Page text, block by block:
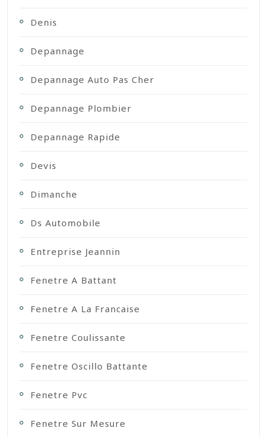
Denis
Depannage
Depannage Auto Pas Cher
Depannage Plombier
Depannage Rapide
Devis
Dimanche
Ds Automobile
Entreprise Jeannin
Fenetre A Battant
Fenetre A La Francaise
Fenetre Coulissante
Fenetre Oscillo Battante
Fenetre Pvc
Fenetre Sur Mesure